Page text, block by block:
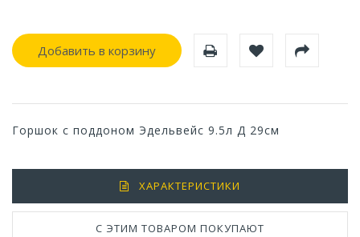
Добавить в корзину
Горшок с поддоном Эдельвейс 9.5л Д 29см
ХАРАКТЕРИСТИКИ
С ЭТИМ ТОВАРОМ ПОКУПАЮТ